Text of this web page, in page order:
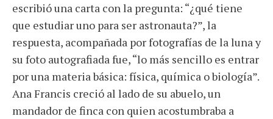
escribió una carta con la pregunta: “¿qué tiene
que estudiar uno para ser astronauta?”, la
respuesta, acompañada por fotografías de la luna y
su foto autografiada fue, “lo más sencillo es entrar
por una materia básica: física, química o biología”.
Ana Francis creció al lado de su abuelo, un
mandador de finca con quien acostumbraba a